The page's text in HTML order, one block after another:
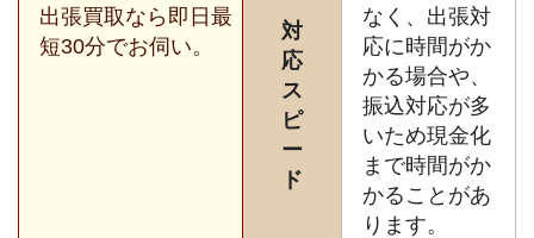
出張買取なら即日最
短30分でお伺い。
対
応
ス
ピ
ー
ド
なく、出張対
応に時間がか
かる場合や、
振込対応が多
いため現金化
まで時間がか
かることがあ
ります。